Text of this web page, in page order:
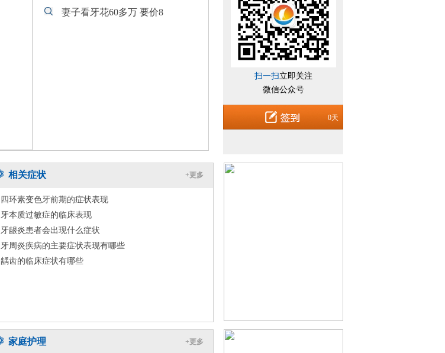
妻子看牙花60多万 要价8
惊人病例：Inflixim
惊人病例：Inflixim
惊人病例：Inflixim
惊人病例：Inflixim
惊人病例：Inflixim
扫一扫 立即关注
微信公众号
0天
相关症状 +更多
四环素变色牙前期的症状表现
牙本质过敏症的临床表现
牙龈炎患者会出现什么症状
牙周炎疾病的主要症状表现有哪些
龋齿的临床症状有哪些
家庭护理 +更多